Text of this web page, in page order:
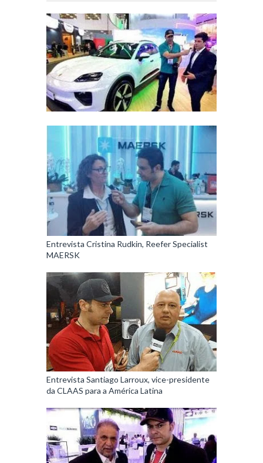
Entrevista Cristina Rudkin, Reefer Specialist
MAERSK
Entrevista Santiago Larroux, vice-presidente
da CLAAS para a América Latina